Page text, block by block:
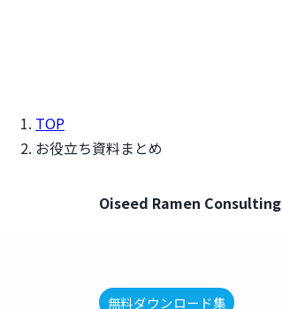
TOP
お役立ち資料まとめ
Oiseed Ramen Consulting
無料ダウンロード集